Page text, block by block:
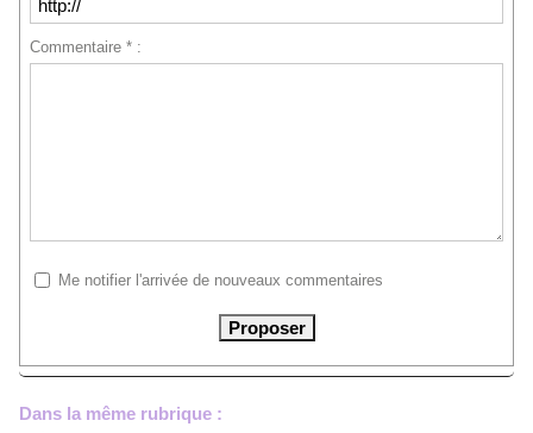
Commentaire * :
Me notifier l'arrivée de nouveaux commentaires
Dans la même rubrique :